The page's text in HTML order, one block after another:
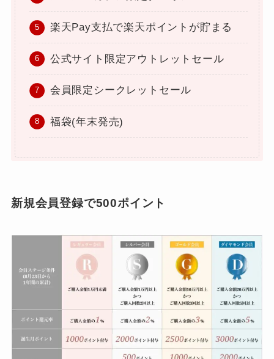
楽天Pay支払で楽天ポイントが貯まる
公式サイト限定アウトレットセール
会員限定シークレットセール
福袋(年末発売)
新規会員登録で500ポイント